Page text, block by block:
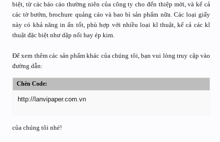
biệt, từ các báo cáo thường niên của công ty cho đến thiệp mời, và kể cả
các tờ bướm, brochure quảng cáo và bao bì sản phẩm nữa. Các loại giấy
này có khả năng in ấn tốt, phù hợp với nhiều loại kĩ thuật, kể cả các kĩ
thuật đặc biệt như dập nổi hay ép kim.
Để xem thêm các sản phẩm khác của chúng tôi, bạn vui lòng truy cập vào
đường dẫn:
Chèn Code:
http://lanvipaper.com.vn
của chúng tôi nhé!